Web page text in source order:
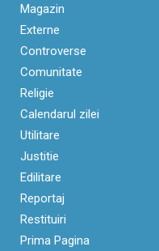
Magazin
Externe
Controverse
Comunitate
Religie
Calendarul zilei
Utilitare
Justitie
Edilitare
Reportaj
Restituiri
Prima Pagina